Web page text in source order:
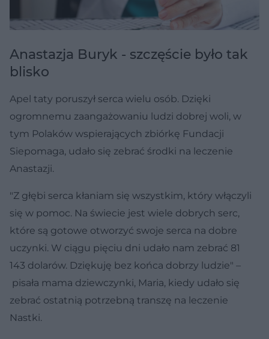
Anastazja Buryk - szczęście było tak
blisko
Apel taty poruszył serca wielu osób. Dzięki
ogromnemu zaangażowaniu ludzi dobrej woli, w
tym Polaków wspierających zbiórkę Fundacji
Siepomaga, udało się zebrać środki na leczenie
Anastazji.
"Z głębi serca kłaniam się wszystkim, który włączyli
się w pomoc. Na świecie jest wiele dobrych serc,
które są gotowe otworzyć swoje serca na dobre
uczynki. W ciągu pięciu dni udało nam zebrać 81
143 dolarów. Dziękuję bez końca dobrzy ludzie" –
pisała mama dziewczynki, Maria, kiedy udało się
zebrać ostatnią potrzebną transzę na leczenie
Nastki.